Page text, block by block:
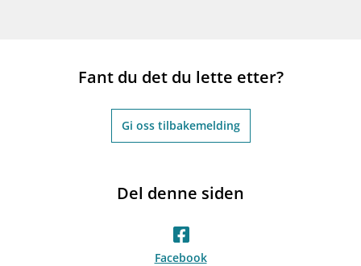
Fant du det du lette etter?
Gi oss tilbakemelding
Del denne siden
Facebook